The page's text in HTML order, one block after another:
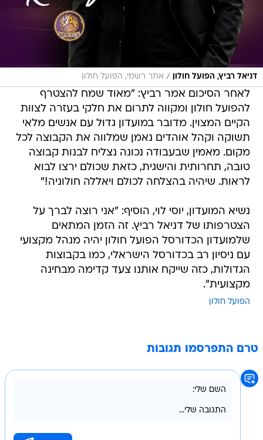
דניאל רביץ, הפועל חולון / אתר רשמי, הפועל חולון
לאחר הסיכום אמר רביץ: "מאוד שמח להצטרף
להפועל חולון ומקווה לתרום את חלקי בעזרה לצוות
הקיים המצוין. מדובר במועדון גדול עם אנשים מלאי
תשוקה וקהל אוהדים נאמן שמלווה את הקבוצה לכל
מקום. מאמין שבעבודה נכונה נצליח לבנות קבוצה
טובה, תחרותית והישגית, כזאת שכולם ירצו לבוא
לראות. שיהיה בהצלחה לכולם ויאללה חולוניה!"
נשיא המועדון, יוסי לוי, הוסיף: "אני רוצה לברך על
הצטרפותו של דניאל רביץ. זה הזמן המתאים
שלמועדון הכדורסל הפועל חולון יהיה מנהל מקצועי
עם ניסיון רב בכדורסל הישראלי, כמו בקבוצות
הגדולות, כזה שייקח אותנו צעד קדימה מבחינה
מקצועית".
הפועל חולון
טרם התפרסמו תגובות